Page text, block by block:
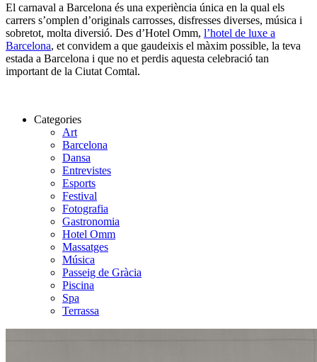
El carnaval a Barcelona és una experiència única en la qual els
carrers s’omplen d’originals carrosses, disfresses diverses, música i
sobretot, molta diversió. Des d’Hotel Omm, l’hotel de luxe a
Barcelona, et convidem a que gaudeixis el màxim possible, la teva
estada a Barcelona i que no et perdis aquesta celebració tan
important de la Ciutat Comtal.
Categories
Art
Barcelona
Dansa
Entrevistes
Esports
Festival
Fotografia
Gastronomia
Hotel Omm
Massatges
Música
Passeig de Gràcia
Piscina
Spa
Terrassa